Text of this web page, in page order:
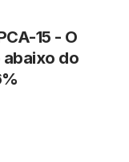
15 - O
do